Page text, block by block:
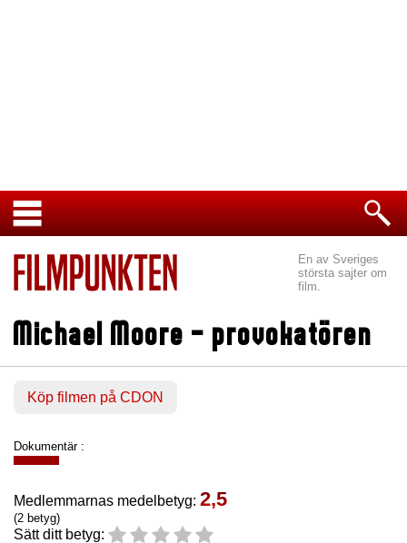
En av Sveriges
största sajter om
film.
Michael Moore - provokatören
Köp filmen på CDON
Dokumentär :
Medlemmarnas medelbetyg: 2,5
(2 betyg)
Sätt ditt betyg: